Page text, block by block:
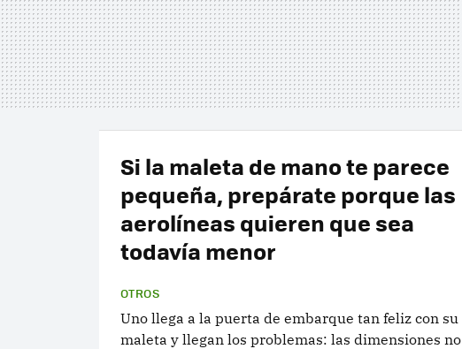
Si la maleta de mano te parece
pequeña, prepárate porque las
aerolíneas quieren que sea
todavía menor
OTROS
Uno llega a la puerta de embarque tan feliz con su
maleta y llegan los problemas: las dimensiones no